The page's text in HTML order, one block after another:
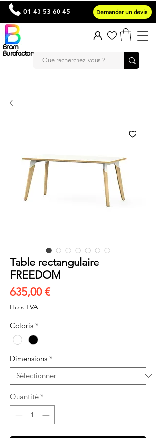
Bram
Burofactory
01 43 53 60 45 Demander un devis
Table rectangulaire
FREEDOM
635,00 €Prix
Hors TVA
Coloris *
Dimensions *
Quantité *